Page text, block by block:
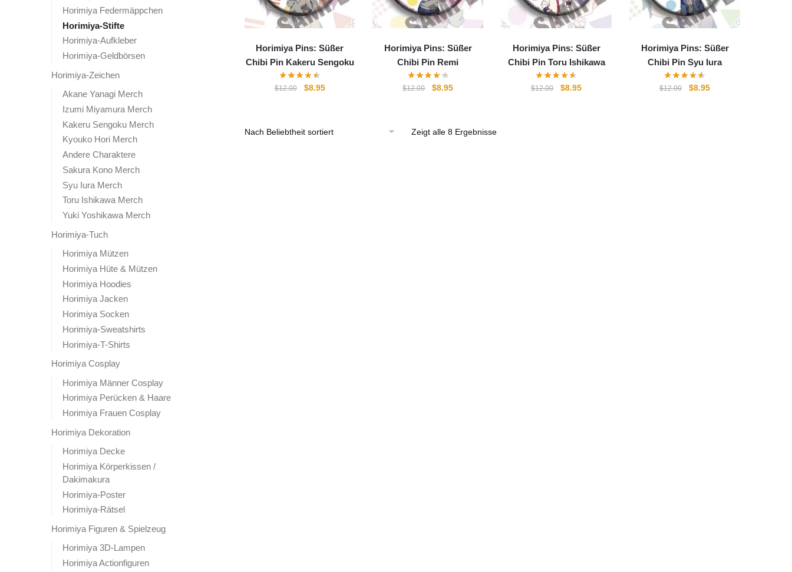
Horimiya Pins: Süßer
Chibi Pin Kakeru Sengoku
$12.00
Ursprünglicher
$8.95Aktueller
Horimiya Pins: Süßer
Chibi Pin Remi
$12.00
Ursprünglicher
$8.95Aktueller
Horimiya Pins: Süßer
Chibi Pin Toru Ishikawa
$12.00
Ursprünglicher
$8.95Aktueller
Horimiya Pins: Süßer
Chibi Pin Syu Iura
$12.00
Ursprünglicher
$8.95Aktueller
Zeigt alle 8 Ergebnisse
Horimiya Federmäppchen
Horimiya-Stifte
Horimiya-Aufkleber
Horimiya-Geldbörsen
Horimiya-Zeichen
Akane Yanagi Merch
Izumi Miyamura Merch
Kakeru Sengoku Merch
Kyouko Hori Merch
Andere Charaktere
Sakura Kono Merch
Syu Iura Merch
Toru Ishikawa Merch
Yuki Yoshikawa Merch
Horimiya-Tuch
Horimiya Mützen
Horimiya Hüte & Mützen
Horimiya Hoodies
Horimiya Jacken
Horimiya Socken
Horimiya-Sweatshirts
Horimiya-T-Shirts
Horimiya Cosplay
Horimiya Männer Cosplay
Horimiya Perücken & Haare
Horimiya Frauen Cosplay
Horimiya Dekoration
Horimiya Decke
Horimiya Körperkissen /
Dakimakura
Horimiya-Poster
Horimiya-Rätsel
Horimiya Figuren & Spielzeug
Horimiya 3D-Lampen
Horimiya Actionfiguren